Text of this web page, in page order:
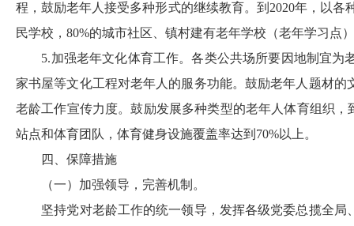
程，鼓励老年人接受多种形式的继续教育。到 2020年，以各
民学校， 80%的城市社区、镇村建有老年学校（老年学习点
5.加强老年文化体育工作。各类公共场所要因地制宜
家书屋等文化工程对老年人的服务功能。鼓励老年人题材
老龄工作宣传力度。鼓励发展多种类型的老年人体育组织，
站点和体育团队，体育健身设施覆盖率达到 70%以上。
四、保障措施
（一）加强领导，完善机制。
坚持党对老龄工作的统一领导，发挥各级党委总揽全